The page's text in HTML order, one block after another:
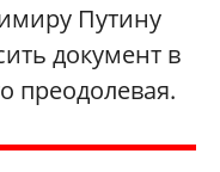
Путину
документ в
преодолевая.